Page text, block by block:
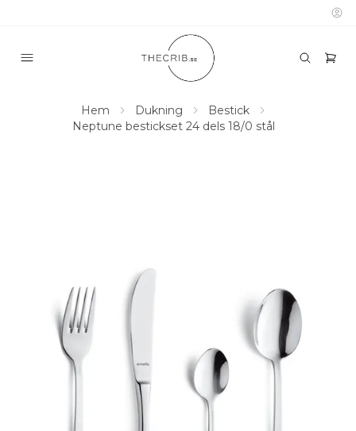
Hem Dukning
Bestick
Neptune bestickset 24 dels 18/0 stål